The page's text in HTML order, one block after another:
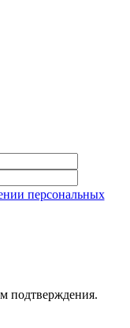
персональных
подтверждения.